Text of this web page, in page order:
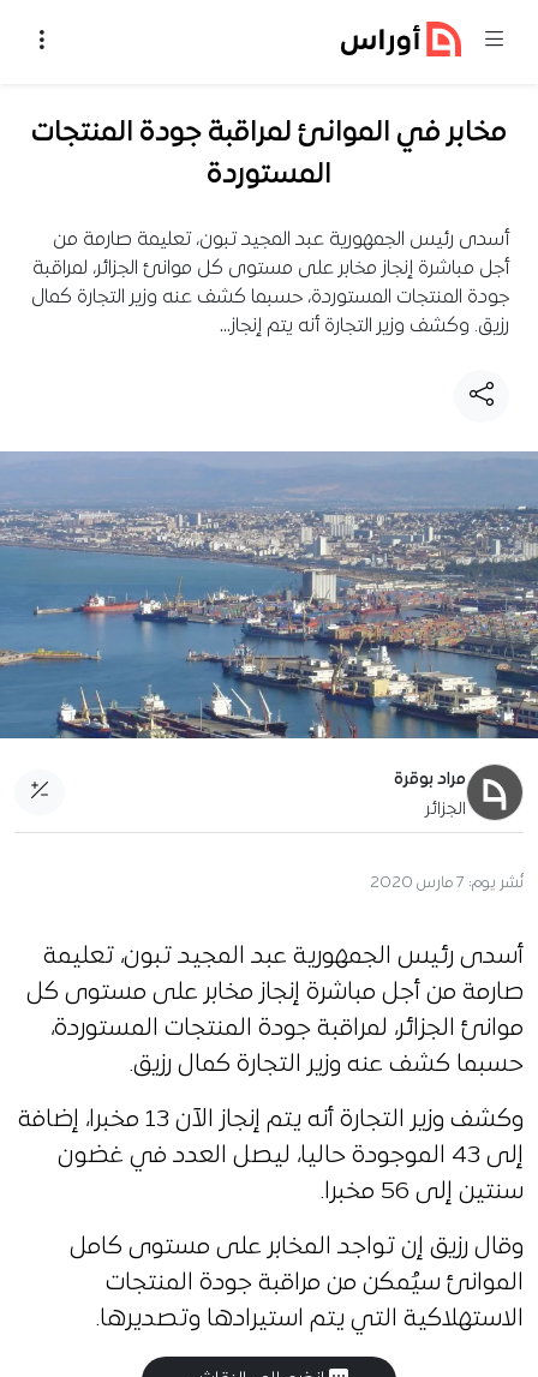
مخابر في الموانئ لمراقبة جودة المنتجات
المستوردة
أسدى رئيس الجمهورية عبد المجيد تبون، تعليمة صارمة من
أجل مباشرة إنجاز مخابر على مستوى كل موانئ الجزائر، لمراقبة
جودة المنتجات المستوردة، حسبما كشف عنه وزير التجارة كمال
رزيق. وكشف وزير التجارة أنه يتم إنجاز…
مراد بوقرة
الجزائر
نُشر يوم: 7 مارس 2020
أسدى رئيس الجمهورية عبد المجيد تبون، تعليمة
صارمة من أجل مباشرة إنجاز مخابر على مستوى كل
موانئ الجزائر، لمراقبة جودة المنتجات المستوردة،
حسبما كشف عنه وزير التجارة كمال رزيق.
وكشف وزير التجارة أنه يتم إنجاز الآن 13 مخبرا، إضافة
إلى 43 الموجودة حاليا، ليصل العدد في غضون
سنتين إلى 56 مخبرا.
وقال رزيق إن تواجد المخابر على مستوى كامل
الموانئ سيُمكن من مراقبة جودة المنتجات
الاستهلاكية التي يتم استيرادها وتصديرها.